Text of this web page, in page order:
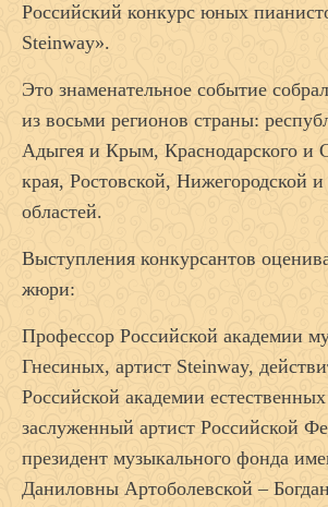
Российский конкурс юных
Steinway».
Это знаменательное событие
из восьми регионов страны:
Адыгея и Крым, Краснодарского и
края, Ростовской, Нижегородской
областей.
Выступления конкурсантов
жюри:
Профессор Российской академии
Гнесиных, артист Steinway,
Российской академии
заслуженный артист Российской
президент музыкального фонда
Даниловны Артоболевской –